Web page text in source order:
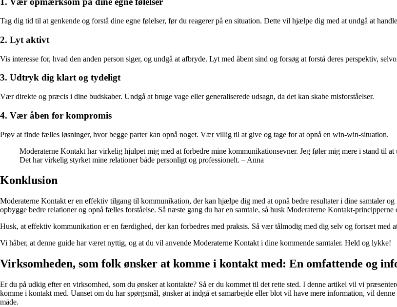
Tag dig tid til at genkende og forstå dine egne følelser, før du reagerer på en situation. Dette vil hjælpe dig med at undgå at
2. Lyt aktivt
Vis interesse for, hvad den anden person siger, og undgå at afbryde. Lyt med åbent sind og forsøg at forstå deres perspektiv,
3. Udtryk dig klart og tydeligt
Vær direkte og præcis i dine budskaber. Undgå at bruge vage eller generaliserede udsagn, da det kan skabe misforståelser.
4. Vær åben for kompromis
Prøv at finde fælles løsninger, hvor begge parter kan opnå noget. Vær villig til at give og tage for at opnå en win-win-situation.
Moderaterne Kontakt har virkelig hjulpet mig med at forbedre mine kommunikationsevner. Jeg føler mig mere i stand til
Det har virkelig styrket mine relationer både personligt og professionelt. – Anna
Konklusion
Moderaterne Kontakt er en effektiv tilgang til kommunikation, der kan hjælpe dig med at opnå bedre resultater i dine samtaler
opbygge bedre relationer og opnå fælles forståelse. Så næste gang du har en samtale, så husk Moderaterne Kontakt-
Husk, at effektiv kommunikation er en færdighed, der kan forbedres med praksis. Så vær tålmodig med dig selv og fortsæt med
Vi håber, at denne guide har været nyttig, og at du vil anvende Moderaterne Kontakt i dine kommende samtaler. Held og lykke!
Virksomheden, som folk ønsker at komme i kontakt med: En omfattende og
Er du på udkig efter en virksomhed, som du ønsker at kontakte? Så er du kommet til det rette sted. I denne artikel vil vi
komme i kontakt med. Uanset om du har spørgsmål, ønsker at indgå et samarbejde eller blot vil have mere information, vil
måde.